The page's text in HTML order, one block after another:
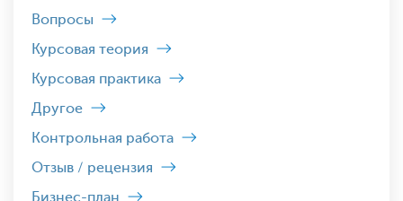
Вопросы
Курсовая теория
Курсовая практика
Другое
Контрольная работа
Отзыв / рецензия